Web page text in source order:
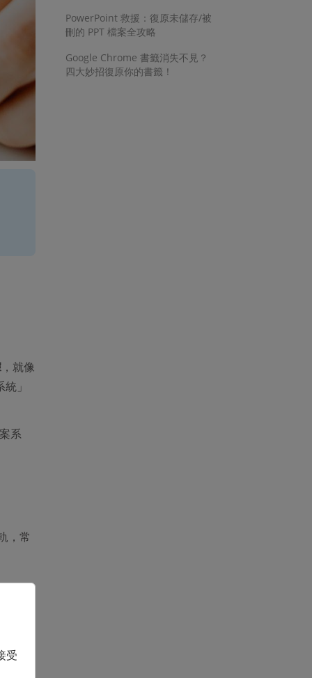
，就像
」
系
，常
PowerPoint 救援：復原未儲存/被
刪的 PPT 檔案全攻略
Google Chrome 書籤消失不見？
四大妙招復原你的書籤！
受